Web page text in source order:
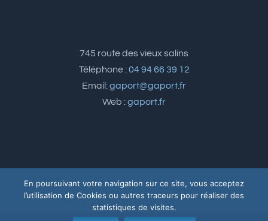
745 route des vieux salins
Téléphone :04 94 66 39 12
Email:gaport@gaport.fr
Web :gaport.fr
En poursuivant votre navigation sur ce site, vous acceptez
l’utilisation de Cookies ou autres traceurs pour réaliser des
statistiques de visites.